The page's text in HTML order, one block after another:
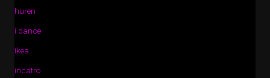
huren
i dance
ikea
incatro